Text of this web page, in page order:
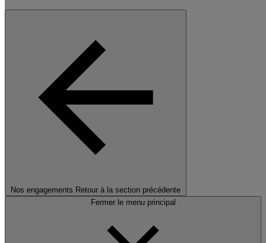
Nos engagements Retour à la section précédente
Fermer le menu principal